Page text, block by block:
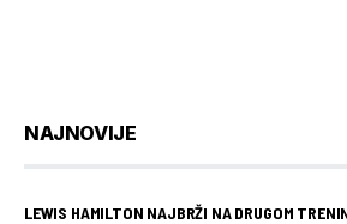
NAJNOVIJE
LEWIS HAMILTON NAJBRŽI NA DRUGOM